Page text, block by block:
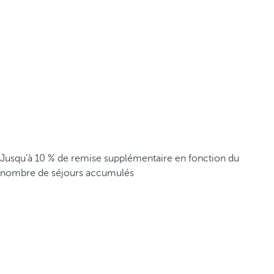
Jusqu’à 10 % de remise supplémentaire en fonction du
nombre de séjours accumulés